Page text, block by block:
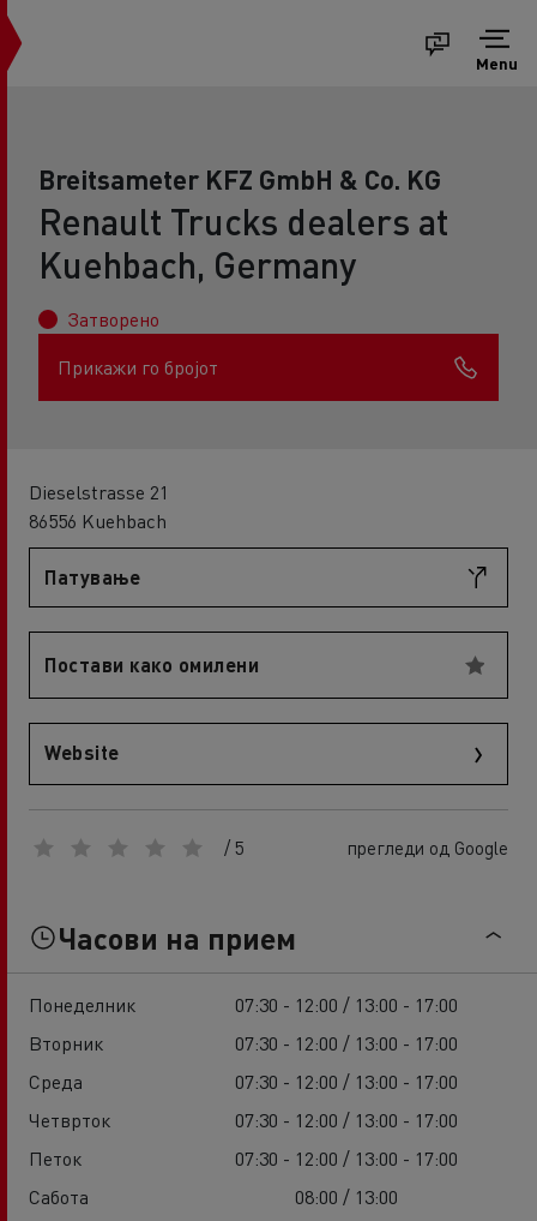
Menu
Breitsameter KFZ GmbH & Co. KG
Renault Trucks dealers at
Kuehbach, Germany
Затворено
Прикажи го бројот
Dieselstrasse 21
86556 Kuehbach
Патување
Постави како омилени
Website
/ 5 прегледи од Google
Часови на прием
Понеделник
07:30 - 12:00 / 13:00 - 17:00
Вторник
07:30 - 12:00 / 13:00 - 17:00
Среда
07:30 - 12:00 / 13:00 - 17:00
Четврток
07:30 - 12:00 / 13:00 - 17:00
Петок
07:30 - 12:00 / 13:00 - 17:00
Сабота
08:00 / 13:00